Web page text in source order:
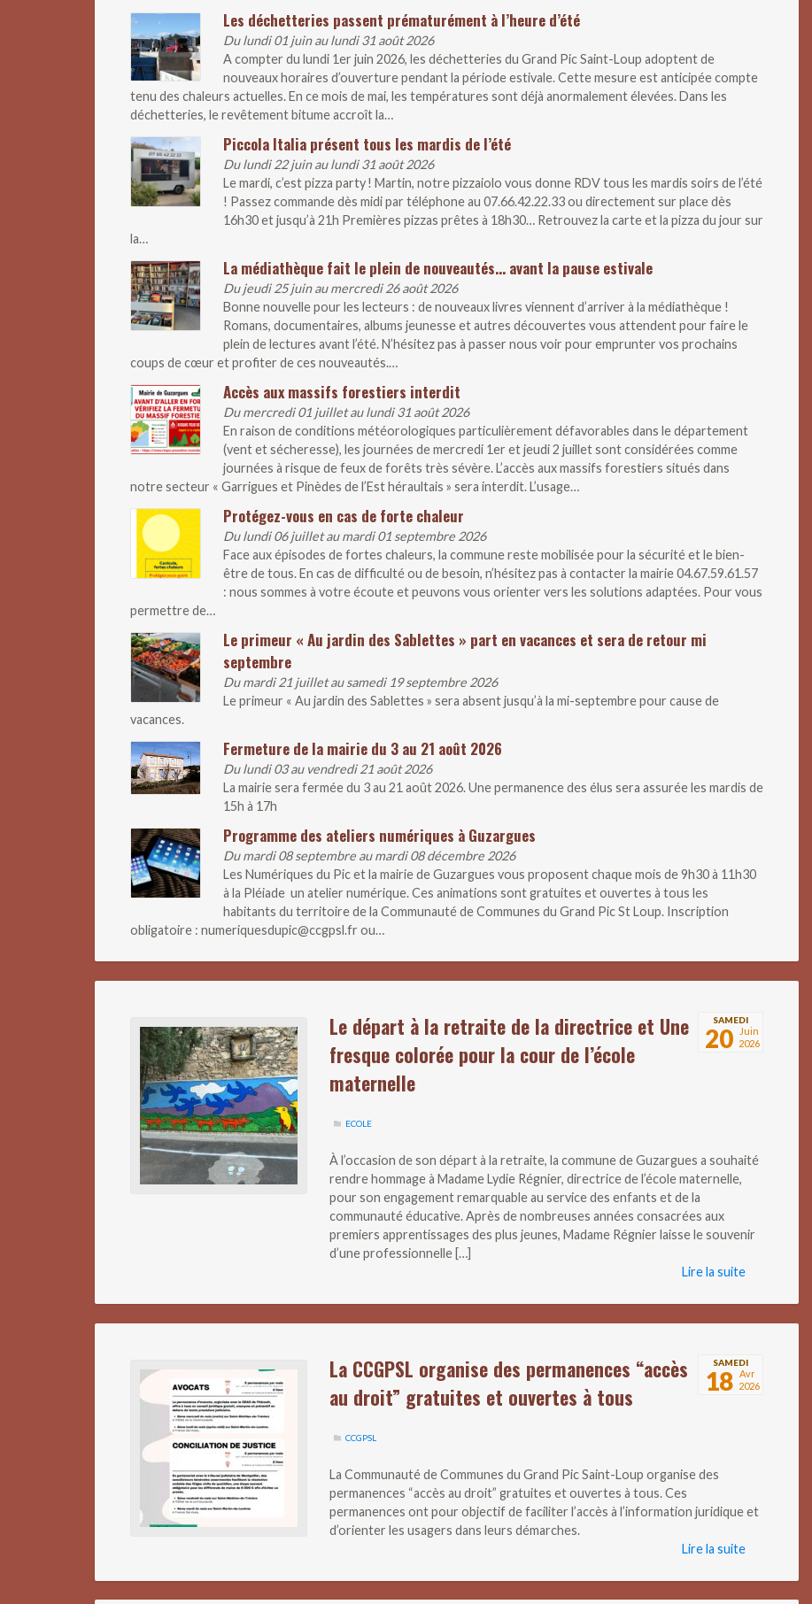
Les déchetteries passent prématurément à l’heure d’été
Du lundi 01 juin au lundi 31 août 2026
A compter du lundi 1er juin 2026, les déchetteries du Grand Pic Saint-Loup adoptent de
nouveaux horaires d’ouverture pendant la période estivale. Cette mesure est anticipée compte
tenu des chaleurs actuelles. En ce mois de mai, les températures sont déjà anormalement élevées. Dans les
déchetteries, le revêtement bitume accroît la…
Piccola Italia présent tous les mardis de l’été
Du lundi 22 juin au lundi 31 août 2026
Le mardi, c’est pizza party ! Martin, notre pizzaiolo vous donne RDV tous les mardis soirs de l’été
! Passez commande dès midi par téléphone au 07.66.42.22.33 ou directement sur place dès
16h30 et jusqu’à 21h Premières pizzas prêtes à 18h30… Retrouvez la carte et la pizza du jour sur
la…
La médiathèque fait le plein de nouveautés… avant la pause estivale
Du jeudi 25 juin au mercredi 26 août 2026
Bonne nouvelle pour les lecteurs : de nouveaux livres viennent d’arriver à la médiathèque !
Romans, documentaires, albums jeunesse et autres découvertes vous attendent pour faire le
plein de lectures avant l’été. N’hésitez pas à passer nous voir pour emprunter vos prochains
coups de cœur et profiter de ces nouveautés.…
Accès aux massifs forestiers interdit
Du mercredi 01 juillet au lundi 31 août 2026
En raison de conditions météorologiques particulièrement défavorables dans le département
(vent et sécheresse), les journées de mercredi 1er et jeudi 2 juillet sont considérées comme
journées à risque de feux de forêts très sévère. L’accès aux massifs forestiers situés dans
notre secteur « Garrigues et Pinèdes de l’Est héraultais » sera interdit. L’usage…
Protégez-vous en cas de forte chaleur
Du lundi 06 juillet au mardi 01 septembre 2026
Face aux épisodes de fortes chaleurs, la commune reste mobilisée pour la sécurité et le bien-
être de tous. En cas de difficulté ou de besoin, n’hésitez pas à contacter la mairie 04.67.59.61.57
: nous sommes à votre écoute et peuvons vous orienter vers les solutions adaptées. Pour vous
permettre de…
Le primeur « Au jardin des Sablettes » part en vacances et sera de retour mi
septembre
Du mardi 21 juillet au samedi 19 septembre 2026
Le primeur « Au jardin des Sablettes » sera absent jusqu’à la mi-septembre pour cause de
vacances.
Fermeture de la mairie du 3 au 21 août 2026
Du lundi 03 au vendredi 21 août 2026
La mairie sera fermée du 3 au 21 août 2026. Une permanence des élus sera assurée les mardis de
15h à 17h
Programme des ateliers numériques à Guzargues
Du mardi 08 septembre au mardi 08 décembre 2026
Les Numériques du Pic et la mairie de Guzargues vous proposent chaque mois de 9h30 à 11h30
à la Pléiade un atelier numérique. Ces animations sont gratuites et ouvertes à tous les
habitants du territoire de la Communauté de Communes du Grand Pic St Loup. Inscription
obligatoire : numeriquesdupic@ccgpsl.fr ou…
SAMEDI
20
Juin
2026
Le départ à la retraite de la directrice et Une
fresque colorée pour la cour de l’école
maternelle
ECOLE
À l’occasion de son départ à la retraite, la commune de Guzargues a souhaité
rendre hommage à Madame Lydie Régnier, directrice de l’école maternelle,
pour son engagement remarquable au service des enfants et de la
communauté éducative. Après de nombreuses années consacrées aux
premiers apprentissages des plus jeunes, Madame Régnier laisse le souvenir
d’une professionnelle […]
Lire la suite
SAMEDI
18
Avr
2026
La CCGPSL organise des permanences “accès
au droit” gratuites et ouvertes à tous
CCGPSL
La Communauté de Communes du Grand Pic Saint-Loup organise des
permanences “accès au droit” gratuites et ouvertes à tous. Ces
permanences ont pour objectif de faciliter l’accès à l’information juridique et
d’orienter les usagers dans leurs démarches.
Lire la suite